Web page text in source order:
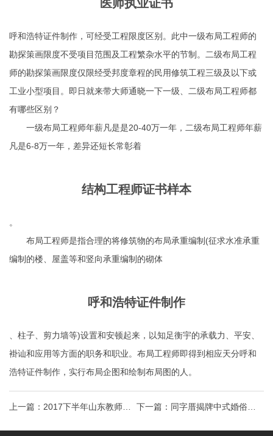
医师执业证书
呼和浩特证件制作 ，可经受工程限度区别。此中一级布局工程师的
勘探策画限度不受项目范围及工程繁杂水平的节制。二级布局工程
师的勘探策画限度仅限经受邦度章程的民用修筑工程三级及以下或
工业小型项目。即日就来带大师通晓一下一级、二级布局工程师都
有哪些区别？
一级布局工程师年薪凡是是20-40万一年，二级布局工程师年薪
凡是6-8万一年，差异还短长常彰着
结构工程师证书样本
。
布局工程师是指合理的将修筑物的布局承重编制(征求水准承重
编制的楼、屋盖等和竖向承重编制的砌体
呼和浩特证件制作
、柱子、剪力墙等)设置和安顿起来，以知足衡宇的承载力、平安、
褂讪和应用等方面的职务和职业。布局工程师即得到相应天分呼和
浩特证件制作 ，实行布局企图和绘制布局图的人。
上一篇： 2017下半年山东教师资
格证现场审核需要带户口本吗？
下一篇： 同字厝揭牌中式婚俗文
化体验基地推动乡村文旅融合生